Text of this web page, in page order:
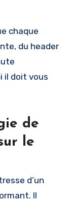
chaque
du header
il doit vous
de
le
d’un
Il